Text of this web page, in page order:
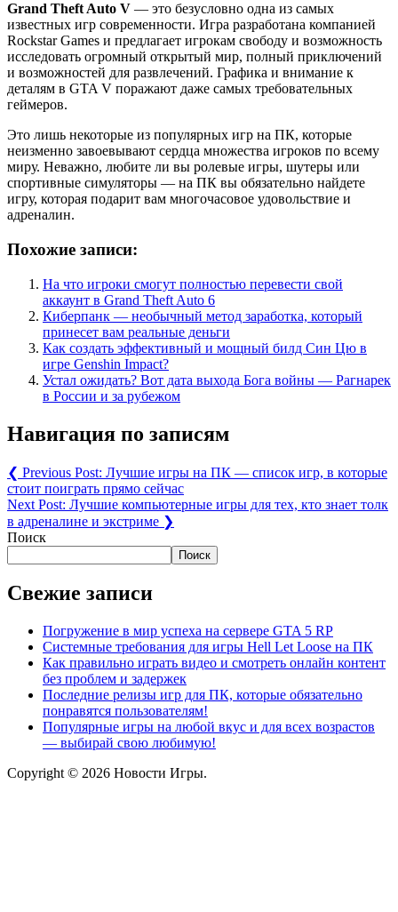
Grand Theft Auto V — это безусловно одна из самых
известных игр современности. Игра разработана компанией
Rockstar Games и предлагает игрокам свободу и возможность
исследовать огромный открытый мир, полный приключений
и возможностей для развлечений. Графика и внимание к
деталям в GTA V поражают даже самых требовательных
геймеров.
Это лишь некоторые из популярных игр на ПК, которые
неизменно завоевывают сердца множества игроков по всему
миру. Неважно, любите ли вы ролевые игры, шутеры или
спортивные симуляторы — на ПК вы обязательно найдете
игру, которая подарит вам многочасовое удовольствие и
адреналин.
Похожие записи:
На что игроки смогут полностью перевести свой
аккаунт в Grand Theft Auto 6
Киберпанк — необычный метод заработка, который
принесет вам реальные деньги
Как создать эффективный и мощный билд Син Цю в
игре Genshin Impact?
Устал ожидать? Вот дата выхода Бога войны — Рагнарек
в России и за рубежом
Навигация по записям
❮ Previous Post: Лучшие игры на ПК — список игр, в которые
стоит поиграть прямо сейчас
Next Post: Лучшие компьютерные игры для тех, кто знает толк
в адреналине и экстриме ❯
Поиск
Поиск
Свежие записи
Погружение в мир успеха на сервере GTA 5 RP
Системные требования для игры Hell Let Loose на ПК
Как правильно играть видео и смотреть онлайн контент
без проблем и задержек
Последние релизы игр для ПК, которые обязательно
понравятся пользователям!
Популярные игры на любой вкус и для всех возрастов
— выбирай свою любимую!
Copyright © 2026 Новости Игры.